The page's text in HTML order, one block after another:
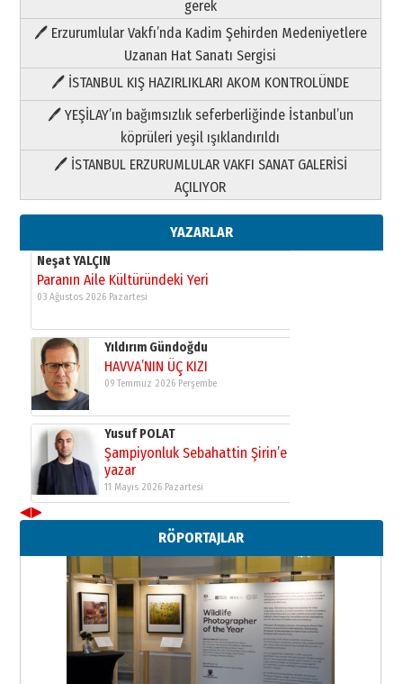
gerek
🖊 Erzurumlular Vakfı’nda Kadim Şehirden Medeniyetlere
Uzanan Hat Sanatı Sergisi
🖊 İSTANBUL KIŞ HAZIRLIKLARI AKOM KONTROLÜNDE
🖊 YEŞİLAY’ın bağımsızlık seferberliğinde İstanbul’un
köprüleri yeşil ışıklandırıldı
🖊 İSTANBUL ERZURUMLULAR VAKFI SANAT GALERİSİ
AÇILIYOR
YAZARLAR
Paranın Aile Kültüründeki Yeri
03 Ağustos 2026 Pazartesi
Yıldırım Gündoğdu
HAVVA’NIN ÜÇ KIZI
09 Temmuz 2026 Perşembe
Yusuf POLAT
Şampiyonluk Sebahattin Şirin’e
yazar
11 Mayıs 2026 Pazartesi
Neşat YALÇIN
Paranın Aile Kültüründeki Yeri
03 Ağustos 2026 Pazartesi
Yıldırım Gündoğdu
HAVVA’NIN ÜÇ KIZI
09 Temmuz 2026 Perşembe
Yusuf POLAT
Şampiyonluk Sebahattin Şirin’e
yazar
11 Mayıs 2026 Pazartesi
Neşat YALÇIN
Paranın Aile Kültüründeki Yeri
03 Ağustos 2026 Pazartesi
Yıldırım Gündoğdu
HAVVA’NIN ÜÇ KIZI
09 Temmuz 2026 Perşembe
◀▶
RÖPORTAJLAR